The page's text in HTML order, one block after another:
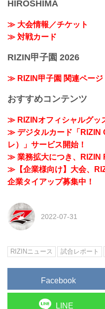
HIROSHIMA
≫ 大会情報／チケット
≫ 対戦カード
RIZIN甲子園 2026
≫ RIZIN甲子園 関連ページ
おすすめコンテンツ
≫ RIZINオフィシャルグッ
≫ デジタルカード「RIZIN
レ）」サービス開始！
≫ 業務拡大につき、RIZIN
≫【企業様向け】大会、
企業タイアップ募集中！
2022-07-31
RIZINニュース 試合レポート
Facebook
LINE